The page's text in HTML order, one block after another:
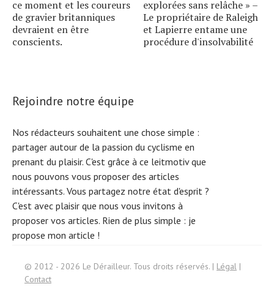
ce moment et les coureurs
de gravier britanniques
devraient en être
conscients.
explorées sans relâche » –
Le propriétaire de Raleigh
et Lapierre entame une
procédure d'insolvabilité
Rejoindre notre équipe
Nos rédacteurs souhaitent une chose simple :
partager autour de la passion du cyclisme en
prenant du plaisir. C'est grâce à ce leitmotiv que
nous pouvons vous proposer des articles
intéressants. Vous partagez notre état d'esprit ?
C'est avec plaisir que nous vous invitons à
proposer vos articles. Rien de plus simple : je
propose mon article !
© 2012 - 2026 Le Dérailleur. Tous droits réservés. | Légal |
Contact
Search
for: